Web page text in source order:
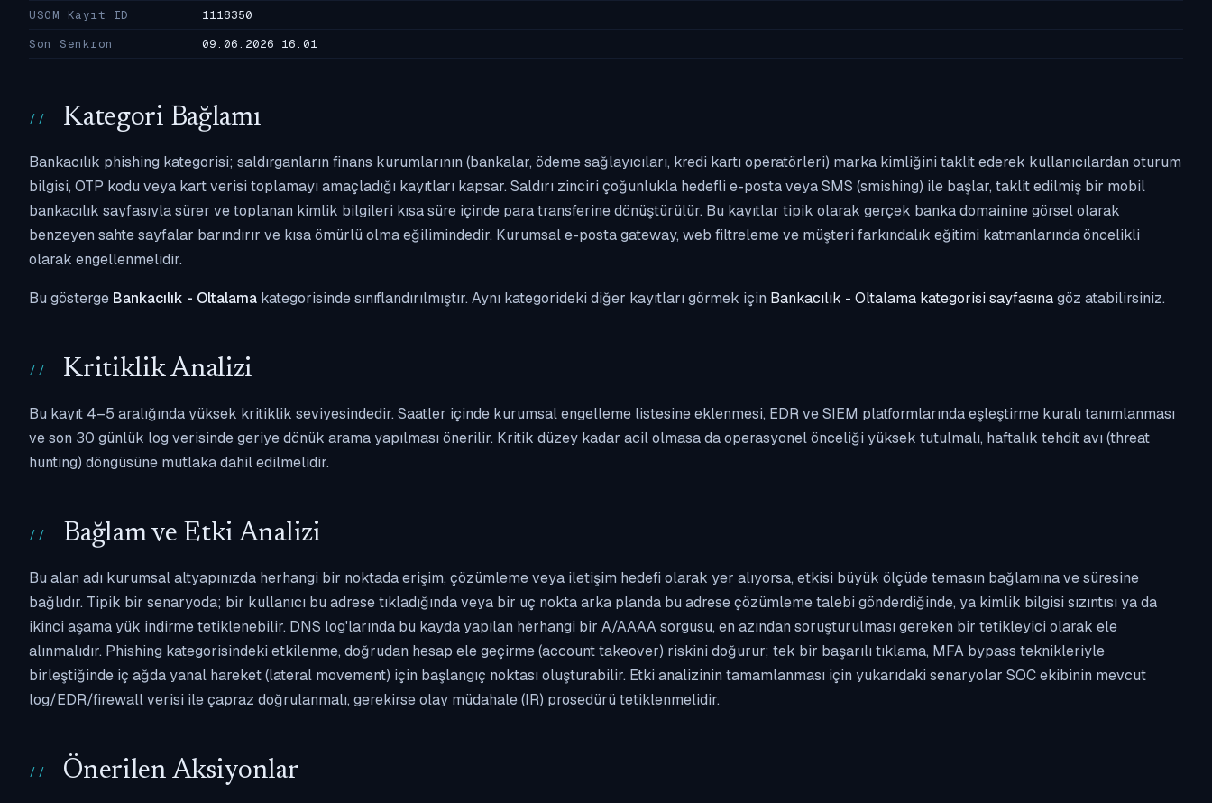
USOM Kayıt ID
1118350
Son Senkron
09.06.2026 16:01
Kategori Bağlamı
Bankacılık phishing kategorisi; saldırganların finans kurumlarının (bankalar, ödeme sağlayıcıları, kredi kartı operatörleri) marka kimliğini taklit ederek kullanıcılardan oturum
bilgisi, OTP kodu veya kart verisi toplamayı amaçladığı kayıtları kapsar. Saldırı zinciri çoğunlukla hedefli e-posta veya SMS (smishing) ile başlar, taklit edilmiş bir mobil
bankacılık sayfasıyla sürer ve toplanan kimlik bilgileri kısa süre içinde para transferine dönüştürülür. Bu kayıtlar tipik olarak gerçek banka domainine görsel olarak
benzeyen sahte sayfalar barındırır ve kısa ömürlü olma eğilimindedir. Kurumsal e-posta gateway, web filtreleme ve müşteri farkındalık eğitimi katmanlarında öncelikli
olarak engellenmelidir.
Bu gösterge Bankacılık - Oltalama kategorisinde sınıflandırılmıştır. Aynı kategorideki diğer kayıtları görmek için Bankacılık - Oltalama kategorisi sayfasınagöz atabilirsiniz.
Kritiklik Analizi
Bu kayıt 4–5 aralığında yüksek kritiklik seviyesindedir. Saatler içinde kurumsal engelleme listesine eklenmesi, EDR ve SIEM platformlarında eşleştirme kuralı tanımlanması
ve son 30 günlük log verisinde geriye dönük arama yapılması önerilir. Kritik düzey kadar acil olmasa da operasyonel önceliği yüksek tutulmalı, haftalık tehdit avı (threat
hunting) döngüsüne mutlaka dahil edilmelidir.
Bağlam ve Etki Analizi
Bu alan adı kurumsal altyapınızda herhangi bir noktada erişim, çözümleme veya iletişim hedefi olarak yer alıyorsa, etkisi büyük ölçüde temasın bağlamına ve süresine
bağlıdır. Tipik bir senaryoda; bir kullanıcı bu adrese tıkladığında veya bir uç nokta arka planda bu adrese çözümleme talebi gönderdiğinde, ya kimlik bilgisi sızıntısı ya da
ikinci aşama yük indirme tetiklenebilir. DNS log'larında bu kayda yapılan herhangi bir A/AAAA sorgusu, en azından soruşturulması gereken bir tetikleyici olarak ele
alınmalıdır. Phishing kategorisindeki etkilenme, doğrudan hesap ele geçirme (account takeover) riskini doğurur; tek bir başarılı tıklama, MFA bypass teknikleriyle
birleştiğinde iç ağda yanal hareket (lateral movement) için başlangıç noktası oluşturabilir. Etki analizinin tamamlanması için yukarıdaki senaryolar SOC ekibinin mevcut
log/EDR/firewall verisi ile çapraz doğrulanmalı, gerekirse olay müdahale (IR) prosedürü tetiklenmelidir.
Önerilen Aksiyonlar